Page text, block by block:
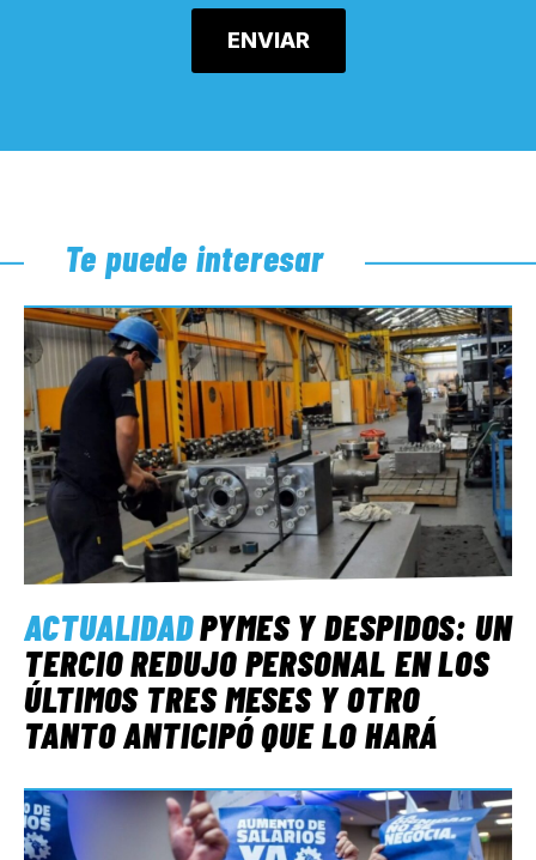
Te puede interesar
ACTUALIDADPYMES Y DESPIDOS: UN
TERCIO REDUJO PERSONAL EN LOS
ÚLTIMOS TRES MESES Y OTRO
TANTO ANTICIPÓ QUE LO HARÁ